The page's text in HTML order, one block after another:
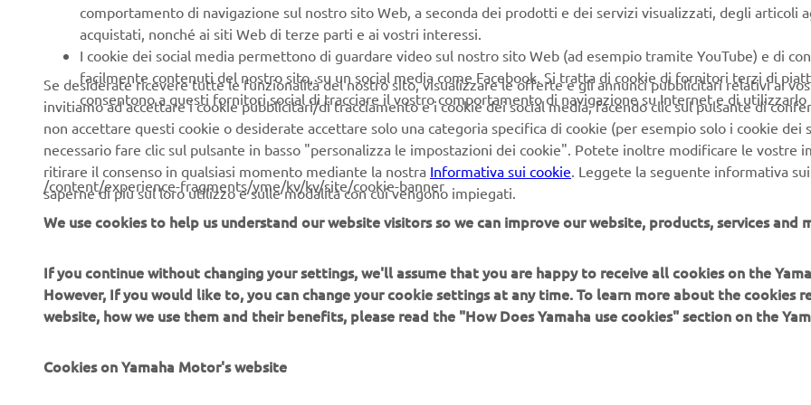
Con queste novità, Yamaha continua a offrire prodotto che rappresentano
espressione di stile, prestazioni e praticità sull'acqua.
SCOPRI I NUOVI YAM
CORPORATE
News
B2B
NEO's Delivery
PIÙ YAMAHA SUPPORTO
comportamento di navigazione sul nostro sito Web, a seconda dei prodotti e dei servizi visualizzati, degli articoli
acquistati, nonché ai siti Web di terze parti e ai vostri interessi.
I cookie dei social media permettono di guardare video sul nostro sito Web (ad esempio tramite YouTube) e di
facilmente contenuti del nostro sito, su un social media come Facebook. Si tratta di cookie di fornitori terzi di
consentono a questi fornitori social di tracciare il vostro comportamento di navigazione su Internet e di utilizzarlo
Se desiderate ricevere tutte le funzionalità del nostro sito, visualizzare le offerte e gli annunci pubblicitari relativi ai
invitiamo ad accettare i cookie pubblicitari/di tracciamento e i cookie dei social media, facendo clic sul pulsante di
non accettare questi cookie o desiderate accettare solo una categoria specifica di cookie (per esempio solo i cookie dei
necessario fare clic sul pulsante in basso "personalizza le impostazioni dei cookie". Potete inoltre modificare le vostre
ritirare il consenso in qualsiasi momento mediante la nostra Informativa sui cookie. Leggete la seguente informativa
saperne di più sul loro utilizzo e sulle modalità con cui vengono impiegati.
/content/experience-fragments/yme/kv/kv/site/cookie-banner
We use cookies to help us understand our website visitors so we can improve our website, products, services and
If you continue without changing your settings, we'll assume that you are happy to receive all cookies on the
However, If you would like to, you can change your cookie settings at any time. To learn more about the cookies
website, how we use them and their benefits, please read the "How Does Yamaha use cookies" section on the
Cookies on Yamaha Motor's website